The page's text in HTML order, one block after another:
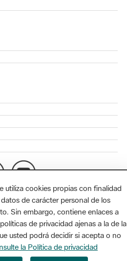
Llacuna, 1a planta. Badajoz, 49.
428 / xarxaparcs@diba.cat
utiliza cookies propias con finalidad
de carácter personal de los
Sin embargo, contiene enlaces a
de privacidad ajenas a la de la
usted podrá decidir si acepta o no
la Política de privacidad